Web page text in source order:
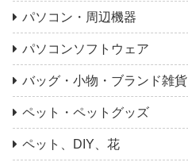
パソコン・周辺機器
パソコンソフトウェア
バッグ・小物・ブランド雑貨
ペット・ペットグッズ
ペット、DIY、花